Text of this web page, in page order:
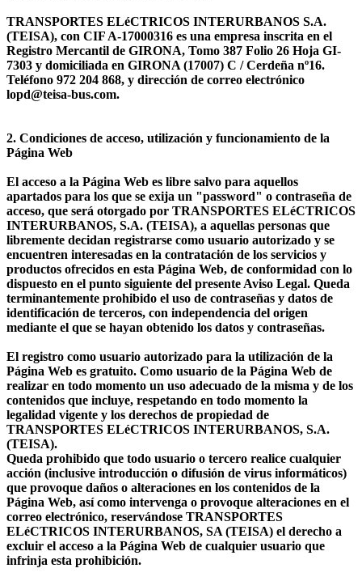
TRANSPORTES ELéCTRICOS INTERURBANOS S.A.
(TEISA), con CIF A-17000316 es una empresa inscrita en el
Registro Mercantil de GIRONA, Tomo 387 Folio 26 Hoja GI-
7303 y domiciliada en GIRONA (17007) C / Cerdeña nº16.
Teléfono 972 204 868, y dirección de correo electrónico
lopd@teisa-bus.com.
2. Condiciones de acceso, utilización y funcionamiento de la
Página Web
El acceso a la Página Web es libre salvo para aquellos
apartados para los que se exija un "password" o contraseña de
acceso, que será otorgado por TRANSPORTES ELéCTRICOS
INTERURBANOS, S.A. (TEISA), a aquellas personas que
libremente decidan registrarse como usuario autorizado y se
encuentren interesadas en la contratación de los servicios y
productos ofrecidos en esta Página Web, de conformidad con lo
dispuesto en el punto siguiente del presente Aviso Legal. Queda
terminantemente prohibido el uso de contraseñas y datos de
identificación de terceros, con independencia del origen
mediante el que se hayan obtenido los datos y contraseñas.
El registro como usuario autorizado para la utilización de la
Página Web es gratuito. Como usuario de la Página Web de
realizar en todo momento un uso adecuado de la misma y de los
contenidos que incluye, respetando en todo momento la
legalidad vigente y los derechos de propiedad de
TRANSPORTES ELéCTRICOS INTERURBANOS, S.A.
(TEISA).
Queda prohibido que todo usuario o tercero realice cualquier
acción (inclusive introducción o difusión de virus informáticos)
que provoque daños o alteraciones en los contenidos de la
Página Web, así como intervenga o provoque alteraciones en el
correo electrónico, reservándose TRANSPORTES
ELéCTRICOS INTERURBANOS, SA (TEISA) el derecho a
excluir el acceso a la Página Web de cualquier usuario que
infrinja esta prohibición.